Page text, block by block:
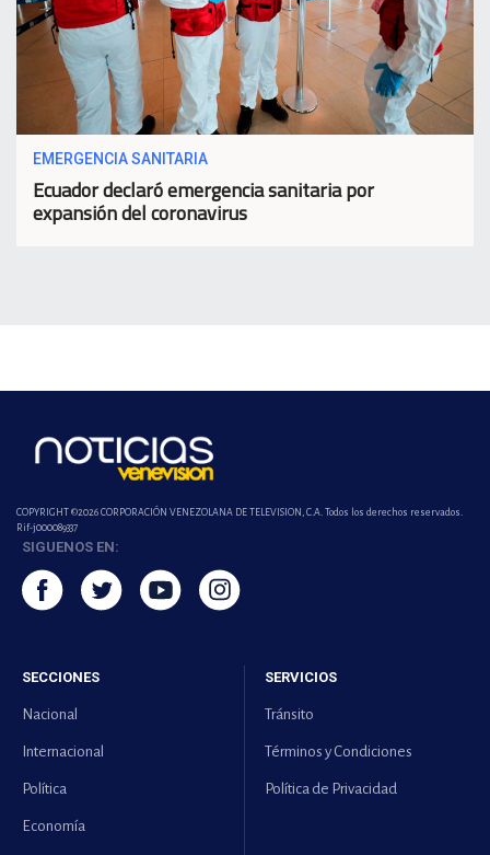
EMERGENCIA SANITARIA
Ecuador declaró emergencia sanitaria por
expansión del coronavirus
COPYRIGHT ©2026 CORPORACIÓN VENEZOLANA DE TELEVISION, C.A. Todos los derechos reservados.
Rif-j000089337
SIGUENOS EN:
SECCIONES
Nacional
Internacional
Política
Economía
SERVICIOS
Tránsito
Términos y Condiciones
Política de Privacidad